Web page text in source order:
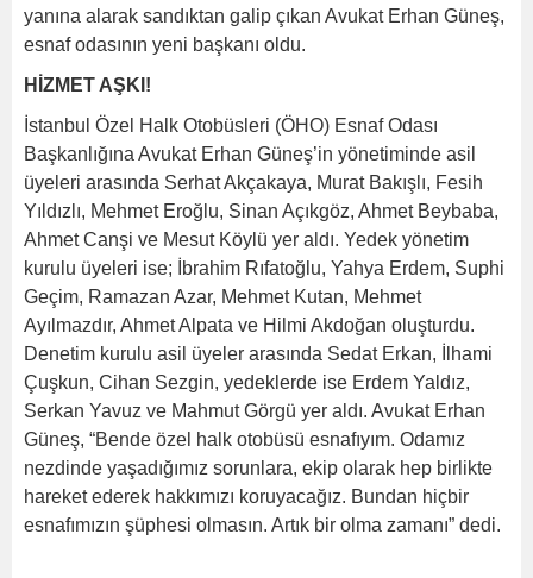
yanına alarak sandıktan galip çıkan Avukat Erhan Güneş,
esnaf odasının yeni başkanı oldu.
HİZMET AŞKI!
İstanbul Özel Halk Otobüsleri (ÖHO) Esnaf Odası
Başkanlığına Avukat Erhan Güneş’in yönetiminde asil
üyeleri arasında Serhat Akçakaya, Murat Bakışlı, Fesih
Yıldızlı, Mehmet Eroğlu, Sinan Açıkgöz, Ahmet Beybaba,
Ahmet Canşi ve Mesut Köylü yer aldı. Yedek yönetim
kurulu üyeleri ise; İbrahim Rıfatoğlu, Yahya Erdem, Suphi
Geçim, Ramazan Azar, Mehmet Kutan, Mehmet
Ayılmazdır, Ahmet Alpata ve Hilmi Akdoğan oluşturdu.
Denetim kurulu asil üyeler arasında Sedat Erkan, İlhami
Çuşkun, Cihan Sezgin, yedeklerde ise Erdem Yaldız,
Serkan Yavuz ve Mahmut Görgü yer aldı. Avukat Erhan
Güneş, “Bende özel halk otobüsü esnafıyım. Odamız
nezdinde yaşadığımız sorunlara, ekip olarak hep birlikte
hareket ederek hakkımızı koruyacağız. Bundan hiçbir
esnafımızın şüphesi olmasın. Artık bir olma zamanı” dedi.